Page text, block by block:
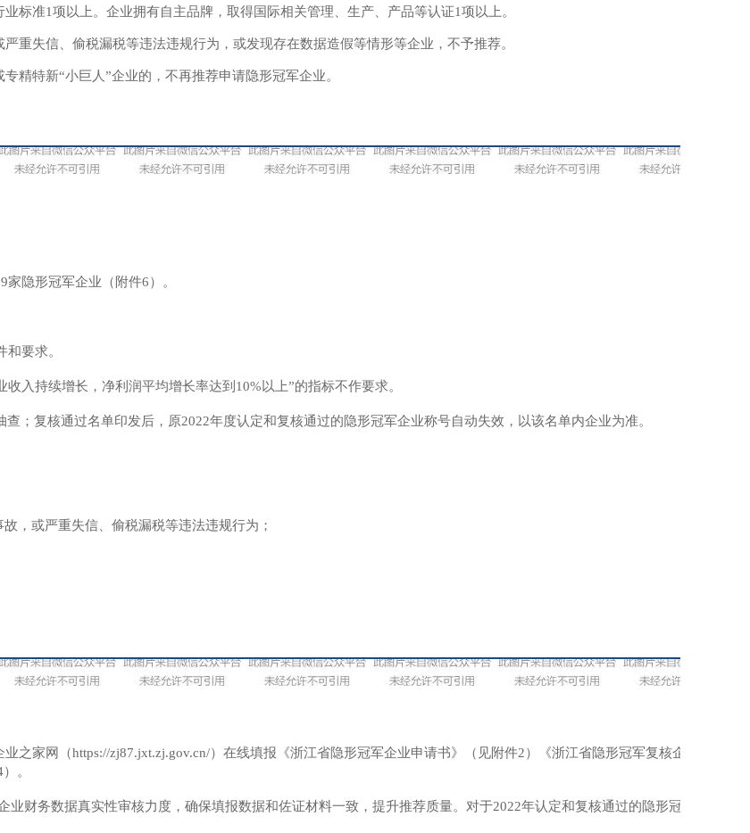
标准1项以上。企业拥有自主品牌，取得国际相关管理、生产、产品等认证1项以上。
重失信、偷税漏税等违法违规行为，或发现存在数据造假等情形等企业，不予推荐。
精特新“小巨人”企业的，不再推荐申请隐形冠军企业。
隐形冠军企业（附件6）。
要求。
入持续增长，净利润平均增长率达到10%以上”的指标不作要求。
；复核通过名单印发后，原2022年度认定和复核通过的隐形冠军企业称号自动失效，以该名单内企业为准。
，或严重失信、偷税漏税等违法违规行为；
之家网（https://zj87.jxt.zj.gov.cn/）在线填报《浙江省隐形冠军企业申请书》（见附件2）《浙江省隐形冠军复核企
。
业财务数据真实性审核力度，确保填报数据和佐证材料一致，提升推荐质量。对于2022年认定和复核通过的隐形冠